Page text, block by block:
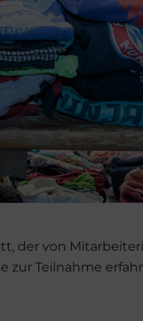
der von
zur Teilnahme